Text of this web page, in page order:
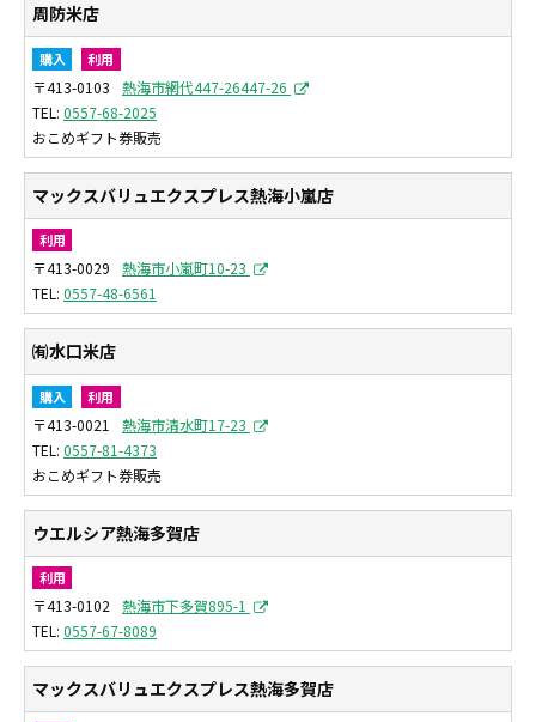
周防米店
購入 利用
〒413-0103
熱海市網代447-26447-26
0557-68-2025
おこめギフト券販売
マックスバリュエクスプレス熱海小嵐店
利用
〒413-0029
熱海市小嵐町10-23
0557-48-6561
㈲水口米店
購入 利用
〒413-0021
熱海市清水町17-23
0557-81-4373
おこめギフト券販売
ウエルシア熱海多賀店
利用
〒413-0102
熱海市下多賀895-1
0557-67-8089
マックスバリュエクスプレス熱海多賀店